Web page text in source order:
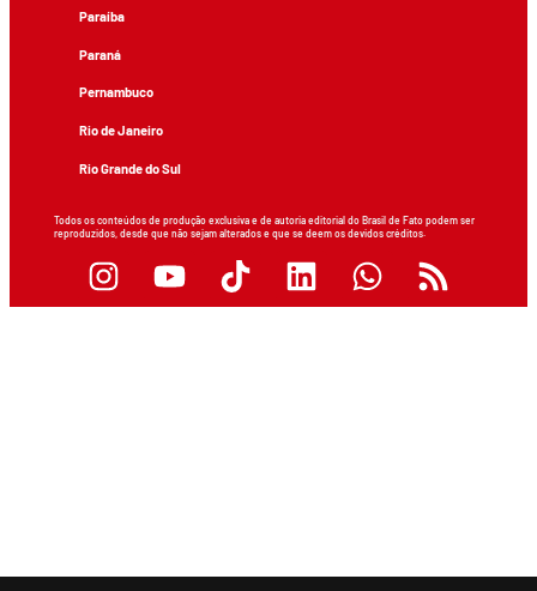
Paraíba
Paraná
Pernambuco
Rio de Janeiro
Rio Grande do Sul
Todos os conteúdos de produção exclusiva e de autoria editorial do Brasil de Fato podem ser
reproduzidos, desde que não sejam alterados e que se deem os devidos créditos.